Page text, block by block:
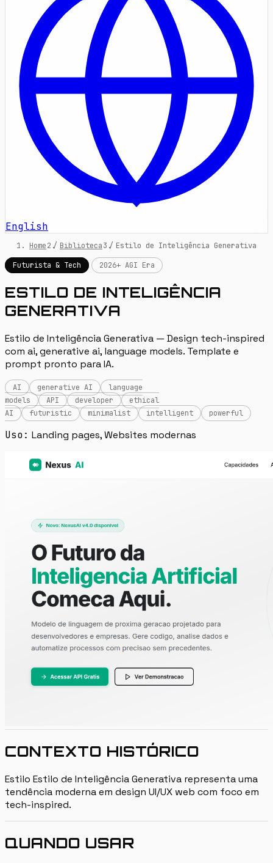
English
Home / Biblioteca / Estilo de Inteligência Generativa
Futurista & Tech
2026+ AGI Era
ESTILO DE INTELIGÊNCIA
GENERATIVA
Estilo de Inteligência Generativa — Design tech-inspired
com ai, generative ai, language models. Template e
prompt pronto para IA.
AI generative AI
language
models
API developer
ethical
AI
futuristic minimalist intelligent powerful
Uso: Landing pages, Websites modernas
CONTEXTO HISTÓRICO
Estilo Estilo de Inteligência Generativa representa uma
tendência moderna em design UI/UX web com foco em
tech-inspired.
QUANDO USAR